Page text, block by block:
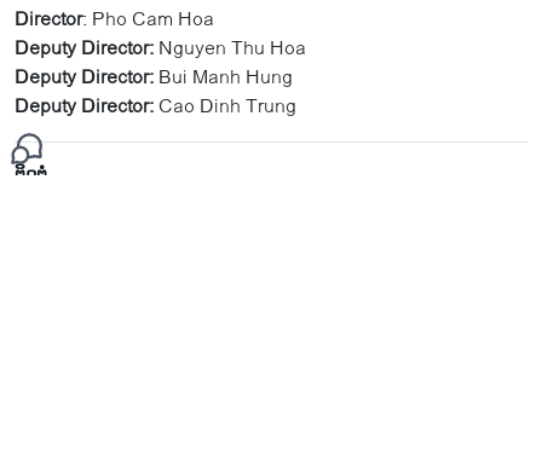
Director: Pho Cam Hoa
Deputy Director:Nguyen Thu Hoa
Deputy Director:Bui Manh Hung
Deputy Director:Cao Dinh Trung
ຕິດຕໍ່